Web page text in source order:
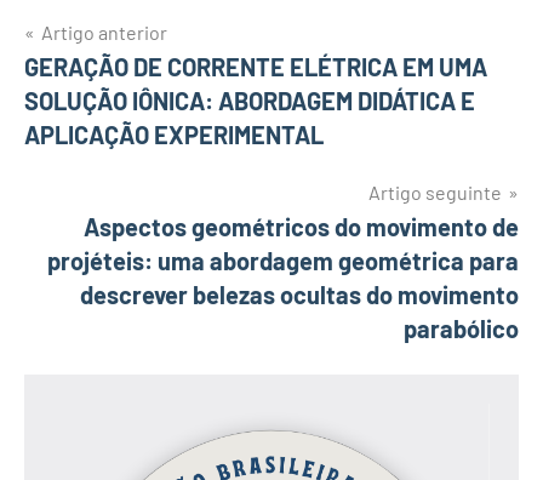
Navegação
de
Artigo anterior
GERAÇÃO DE CORRENTE ELÉTRICA EM UMA
SOLUÇÃO IÔNICA: ABORDAGEM DIDÁTICA E
APLICAÇÃO EXPERIMENTAL
Artigo seguinte
Aspectos geométricos do movimento de
projéteis: uma abordagem geométrica para
descrever belezas ocultas do movimento
parabólico